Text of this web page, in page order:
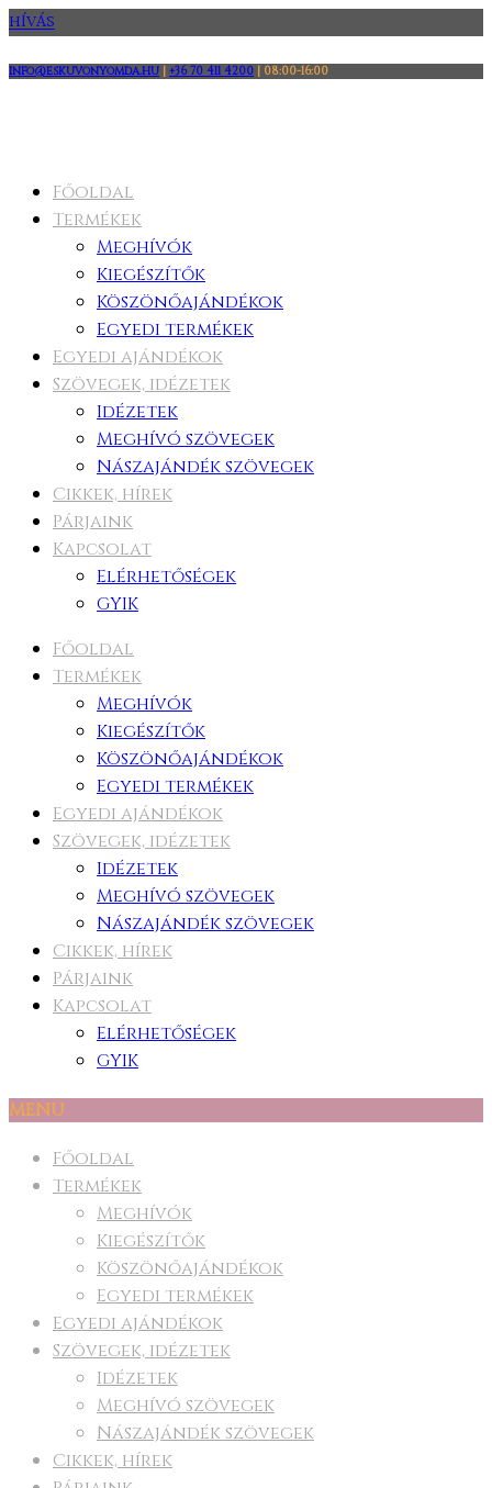
HÍVÁS
info@eskuvonyomda.hu +36 70 411 4200 08:00-16:00
Főoldal
Termékek
Meghívók
Kiegészítők
Köszönőajándékok
Egyedi termékek
Egyedi ajándékok
Szövegek, idézetek
Idézetek
Meghívó szövegek
Nászajándék szövegek
Cikkek, hírek
Párjaink
Kapcsolat
Elérhetőségek
GYIK
Főoldal
Termékek
Meghívók
Kiegészítők
Köszönőajándékok
Egyedi termékek
Egyedi ajándékok
Szövegek, idézetek
Idézetek
Meghívó szövegek
Nászajándék szövegek
Cikkek, hírek
Párjaink
Kapcsolat
Elérhetőségek
GYIK
MENU
Főoldal
Termékek
Meghívók
Kiegészítők
Köszönőajándékok
Egyedi termékek
Egyedi ajándékok
Szövegek, idézetek
Idézetek
Meghívó szövegek
Nászajándék szövegek
Cikkek, hírek